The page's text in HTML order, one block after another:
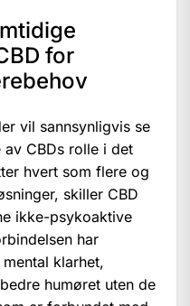
for
vil sannsynligvis se
CBDs rolle i det
hvert som flere og
skiller CBD
ikke-psykoaktive
har
klarhet,
humøret uten de